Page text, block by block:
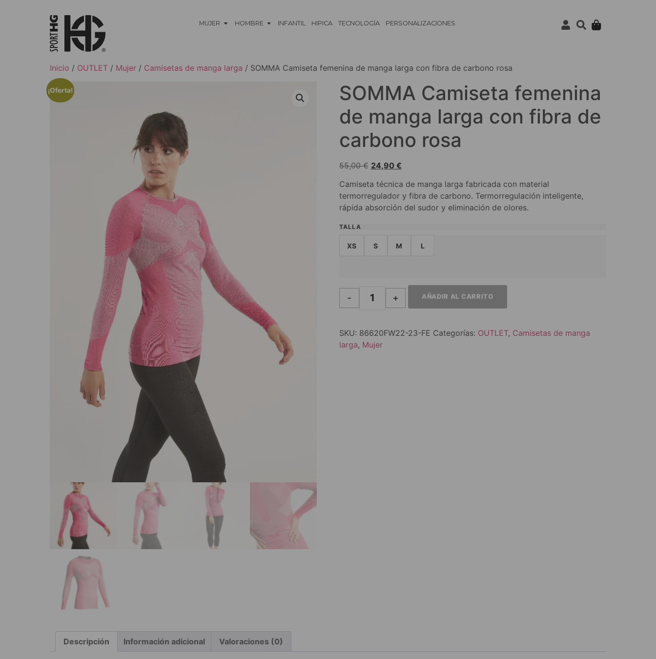
MUJER HOMBRE INFANTIL HIPICA TECNOLOGÍA PERSONALIZACIONES
Inicio / OUTLET / Mujer / Camisetas de manga larga / SOMMA Camiseta femenina de manga larga con fibra de carbono rosa
¡Oferta!
SOMMA Camiseta femenina
de manga larga con fibra de
carbono rosa
55,00€ 24,90 €
Camiseta técnica de manga larga fabricada con material
termorregulador y fibra de carbono. Termorregulación inteligente,
rápida absorción del sudor y eliminación de olores.
TALLA
XS S M L
- + AÑADIR AL CARRITO
SKU: 86620FW22-23-FE Categorías: OUTLET, Camisetas de manga
larga, Mujer
Descripción Información adicional Valoraciones (0)